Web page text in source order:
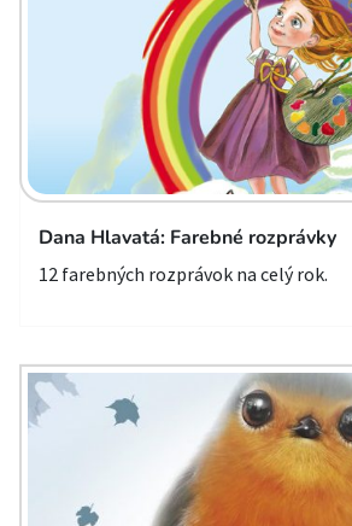
Dana Hlavatá: Farebné rozprávky
12 farebných rozprávok na celý rok.